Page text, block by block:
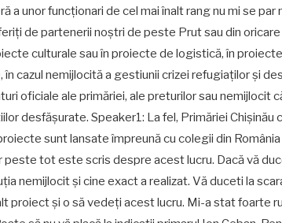
a unor funcționari de cel mai înalt rang nu mi se par
de partenerii noștri de peste Prut sau din
culturale sau în proiecte de logistică, în
în cazul nemijlocită a gestiunii crizei refugiaților și
oficiale ale primăriei, ale preturilor sau nemijlocit
desfășurate. Speaker1: La fel, Primăriei
sunt lansate împreună cu colegii din
peste tot este scris despre acest lucru. Dacă vă
nemijlocit și cine exact a realizat. Vă duceti la
proiect și o să vedeți acest lucru. Mi-a stat foarte